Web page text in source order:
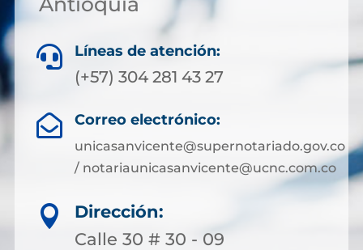
 Líneas de atención:
(+57) 304 281 43 27
 Correo electrónico:
unicasanvicente@supernotariado.gov.co
/ notariaunicasanvicente@ucnc.com.co

Dirección:
Calle 30 # 30 - 09